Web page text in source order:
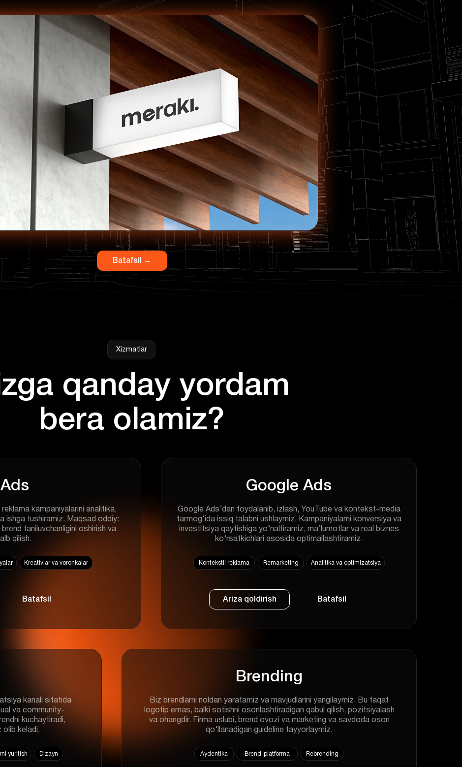
Batafsil →
Xizmatlar
kampaniyalarini analitika,
ishga tushiramiz. Maqsad oddiy:
taniluvchanligini oshirish va
qilish.
Kreativlar va voronkalar
kanali sifatida
va community-
kuchaytiradi,
olib keladi.
yuritish Dizayn
Google Ads
Google Ads’dan foydalanib, izlash, YouTube va kontekst-media
tarmog‘ida issiq talabni ushlaymiz. Kampaniyalarni konversiya va
investitsiya qaytishiga yo‘naltiramiz, ma’lumotlar va real biznes
ko‘rsatkichlari asosida optimallashtiramiz.
Kontekstli reklama Remarketing Analitika va optimizatsiya
Brending
Biz brendlarni noldan yaratamiz va mavjudlarini yangilaymiz. Bu faqat
logotip emas, balki sotishni osonlashtiradigan qabul qilish, pozitsiyalash
va ohangdir. Firma uslubi, brend ovozi va marketing va savdoda oson
qo‘llanadigan guideline tayyorlaymiz.
Aydentika Brend-platforma Rebrending
Batafsil Ariza qoldirish Batafsil